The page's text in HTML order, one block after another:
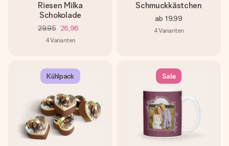
Riesen Milka
Schokolade
29,95 26,96
4Varianten
Schmuckkästchen
ab 19,99
4Varianten
Kühlpack Sale